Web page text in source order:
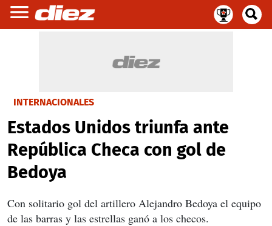
INTERNACIONALES
Estados Unidos triunfa ante
República Checa con gol de
Bedoya
Con solitario gol del artillero Alejandro Bedoya el equipo
de las barras y las estrellas ganó a los checos.